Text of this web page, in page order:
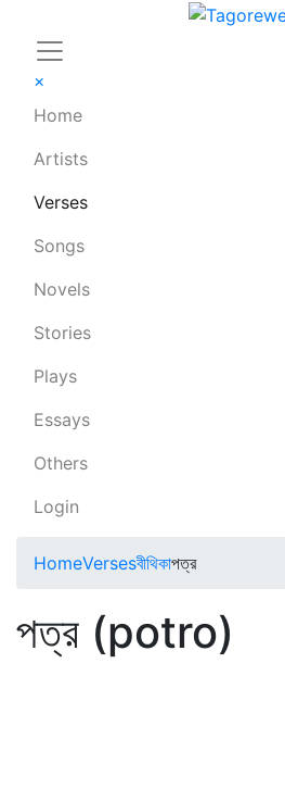
×
Home
Artists
Verses
Songs
Novels
Stories
Plays
Essays
Others
Login
HomeVersesবীথিকাপত্র
পত্র (potro)